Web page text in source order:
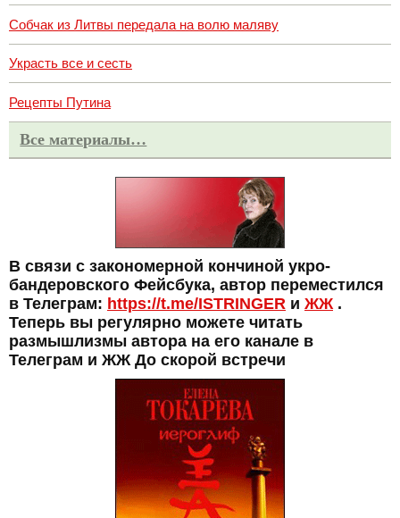
Собчак из Литвы передала на волю маляву
Украсть все и сесть
Рецепты Путина
Все материалы…
В связи с закономерной кончиной укро-
бандеровского Фейсбука, автор переместился
в Телеграм: https://t.me/ISTRINGER и ЖЖ .
Теперь вы регулярно можете читать
размышлизмы автора на его канале в
Телеграм и ЖЖ До скорой встречи